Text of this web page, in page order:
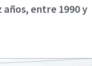
entre 1990 y